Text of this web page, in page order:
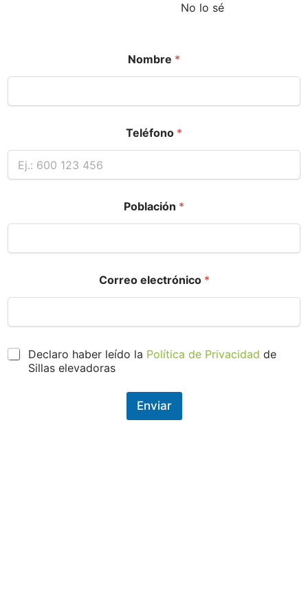
No lo sé
Nombre *
Teléfono *
Población *
Correo electrónico *
P
Declaro haber leído la Política de Privacidad de
Sillas elevadoras
Enviar